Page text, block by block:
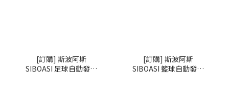
[訂購] 斯波阿斯
SIBOASI 足球自動發球
[訂購] 斯波阿斯
SIBOASI 籃球自動發球